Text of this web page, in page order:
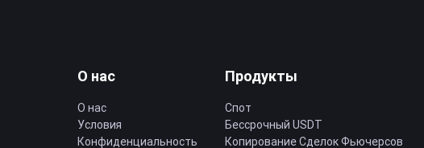
О нас
О нас
Условия
Конфиденциальность
Продукты
Спот
Бессрочный USDT
Копирование Cделок Фьючерсов